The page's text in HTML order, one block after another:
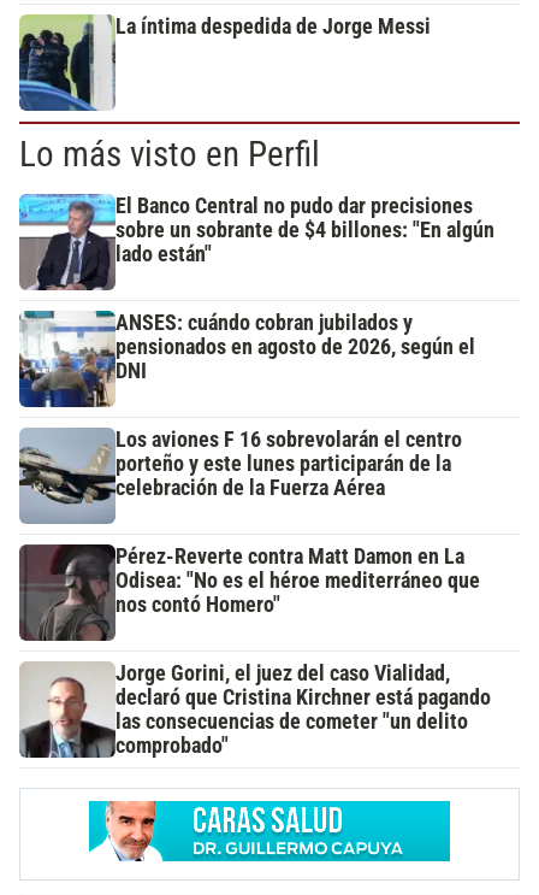
La íntima despedida de Jorge Messi
Lo más visto en Perfil
El Banco Central no pudo dar precisiones
sobre un sobrante de $4 billones: "En algún
lado están"
ANSES: cuándo cobran jubilados y
pensionados en agosto de 2026, según el
DNI
Los aviones F 16 sobrevolarán el centro
porteño y este lunes participarán de la
celebración de la Fuerza Aérea
Pérez-Reverte contra Matt Damon en La
Odisea: "No es el héroe mediterráneo que
nos contó Homero"
Jorge Gorini, el juez del caso Vialidad,
declaró que Cristina Kirchner está pagando
las consecuencias de cometer "un delito
comprobado"